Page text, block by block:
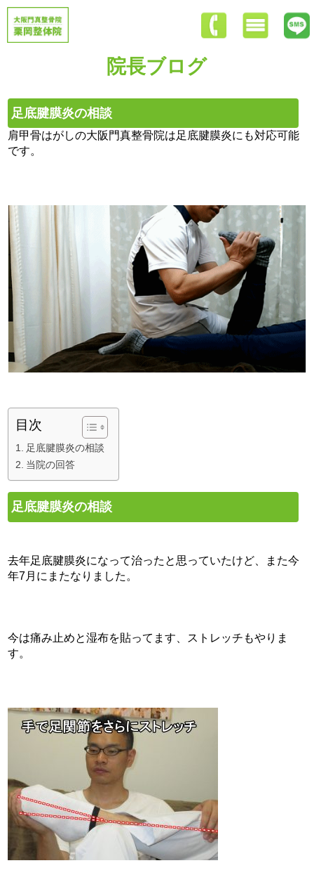
院長ブログ
足底腱膜炎の相談
肩甲骨はがしの大阪門真整骨院は足底腱膜炎にも対応可能
です。
目次
足底腱膜炎の相談
当院の回答
足底腱膜炎の相談
去年足底腱膜炎になって治ったと思っていたけど、また今
年7月にまたなりました。
今は痛み止めと湿布を貼ってます、ストレッチもやりま
す。